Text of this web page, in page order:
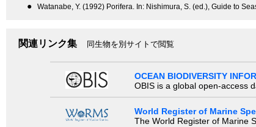
● Watanabe, Y. (1992) Porifera. In: Nishimura, S. (ed.), Guide to
関連リンク集 同生物を別サイトで閲覧
OCEAN BIODIVERSITY
OBIS is a global open-access
World Register of Marine
The World Register of Marine